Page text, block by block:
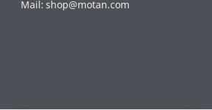
Mail: shop@motan.com